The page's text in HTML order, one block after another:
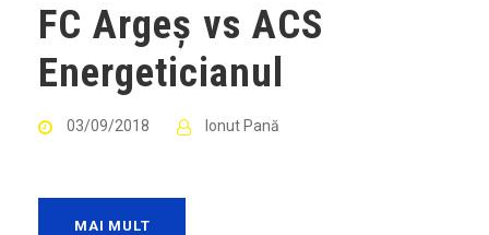
FC Argeș vs ACS
Energeticianul
03/09/2018 Ionut Pană
MAI MULT